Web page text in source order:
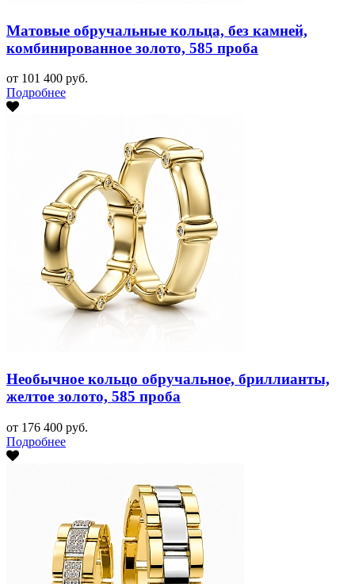
Матовые обручальные кольца, без камней,
комбинированное золото, 585 проба
от 101 400 руб.
Подробнее
Необычное кольцо обручальное, бриллианты,
желтое золото, 585 проба
от 176 400 руб.
Подробнее